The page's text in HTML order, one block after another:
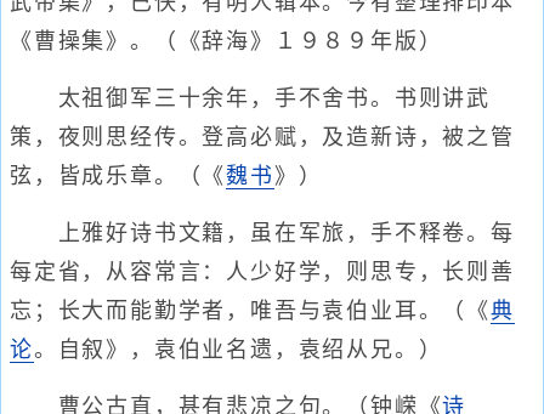
《曹操集》。（《辞海》１９８９年版）
太祖御军三十余年，手不舍书。书则讲武
策，夜则思经传。登高必赋，及造新诗，被之管
弦，皆成乐章。（《魏书 》）
上雅好诗书文籍，虽在军旅，手不释卷。每
每定省，从容常言：人少好学，则思专，长则善
忘；长大而能勤学者，唯吾与袁伯业耳。（《典
论。自叙》，袁伯业名遗，袁绍从兄。）
曹公古直，甚有悲凉之句。（钟嵘《诗